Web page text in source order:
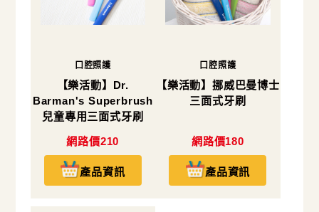
口腔照護
【樂活動】Dr.
Barman's Superbrush
兒童專用三面式牙刷
網路價210
產品資訊
口腔照護
【樂活動】挪威巴曼博士
三面式牙刷
網路價180
產品資訊